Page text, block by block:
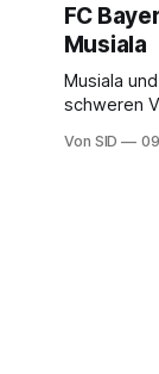
FC
Musiala
Musiala
schweren
Spur
Von SID